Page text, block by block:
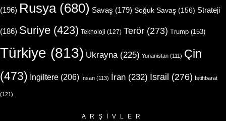
(196) Rusya(680) Savaş (179) Soğuk Savaş (156) Strateji
(186) Suriye (423) Teknoloji (127) Terör (273) Trump (153)
Türkiye (813) Ukrayna(225) Yunanistan (111) Çin
(473) İngiltere (206) İnsan (113) İran (232) İsrail (276) İstihbarat
(121)
ARŞIVLER